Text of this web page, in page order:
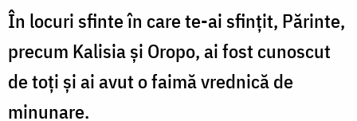
În locuri sfinte în care te-ai sfințit, Părinte,
precum Kalisia și Oropo, ai fost cunoscut
de toți și ai avut o faimă vrednică de
minunare.